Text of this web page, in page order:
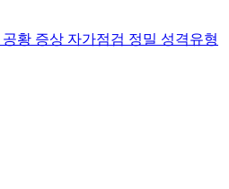
공황 증상 자가점검 정밀 성격유형